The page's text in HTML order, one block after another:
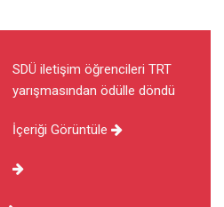
SDÜ iletişim öğrencileri TRT
yarışmasından ödülle döndü
İçeriği Görüntüle